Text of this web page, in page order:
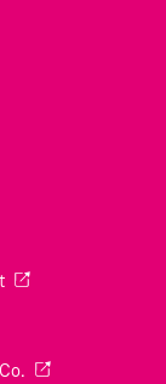
Tab geöffnet)
geöffnet)
(Wird in einem
(Wird in einem